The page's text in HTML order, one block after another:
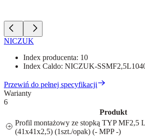
NICZUK
Index producenta: 10
Index Caldo: NICZUK-
Przewiń do pełnej specyfikacji
Warianty
6
Produkt
Profil montażowy ze stopką TYP MF2,5
(41x41x2,5) (1szt./opak) (- MPP -)